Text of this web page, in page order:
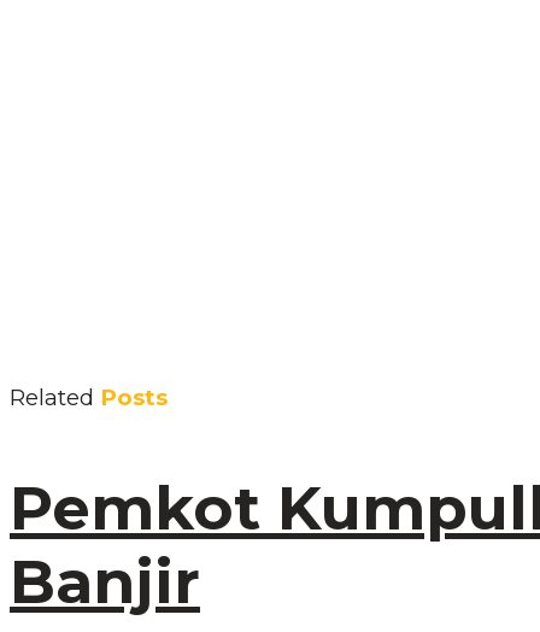
Related Posts
Pemkot
Banjir